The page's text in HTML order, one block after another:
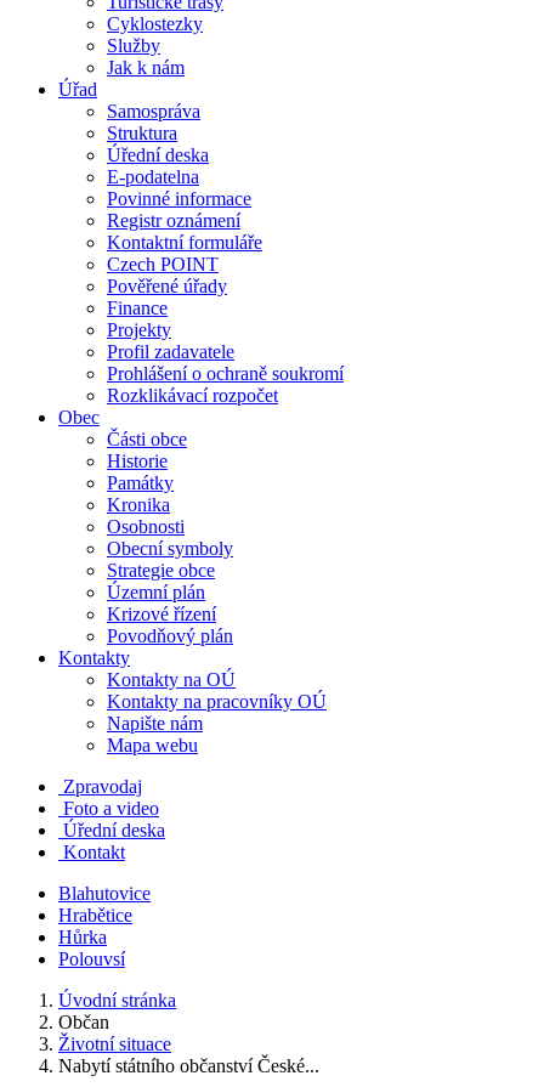
Cyklostezky
Služby
Jak k nám
Úřad
Samospráva
Struktura
Úřední deska
E-podatelna
Povinné informace
Registr oznámení
Kontaktní formuláře
Czech POINT
Pověřené úřady
Finance
Projekty
Profil zadavatele
Prohlášení o ochraně soukromí
Rozklikávací rozpočet
Obec
Části obce
Historie
Památky
Kronika
Osobnosti
Obecní symboly
Strategie obce
Územní plán
Krizové řízení
Povodňový plán
Kontakty
Kontakty na OÚ
Kontakty na pracovníky OÚ
Napište nám
Mapa webu
Zpravodaj
Foto a video
Úřední deska
Kontakt
Blahutovice
Hrabětice
Hůrka
Polouvsí
Úvodní stránka
Občan
Životní situace
Nabytí státního občanství České...